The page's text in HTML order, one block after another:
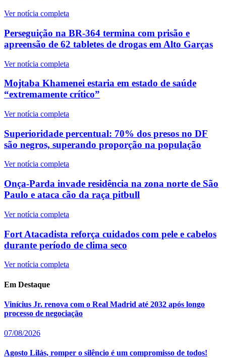
Ver notícia completa
Perseguição na BR-364 termina com prisão e
apreensão de 62 tabletes de drogas em Alto Garças
Ver notícia completa
Mojtaba Khamenei estaria em estado de saúde
“extremamente crítico”
Ver notícia completa
Superioridade percentual: 70% dos presos no DF
são negros, superando proporção na população
Ver notícia completa
Onça-Parda invade residência na zona norte de São
Paulo e ataca cão da raça pitbull
Ver notícia completa
Fort Atacadista reforça cuidados com pele e cabelos
durante período de clima seco
Ver notícia completa
Em Destaque
Vinícius Jr. renova com o Real Madrid até 2032 após longo
processo de negociação
07/08/2026
Agosto Lilás, romper o silêncio é um compromisso de todos!